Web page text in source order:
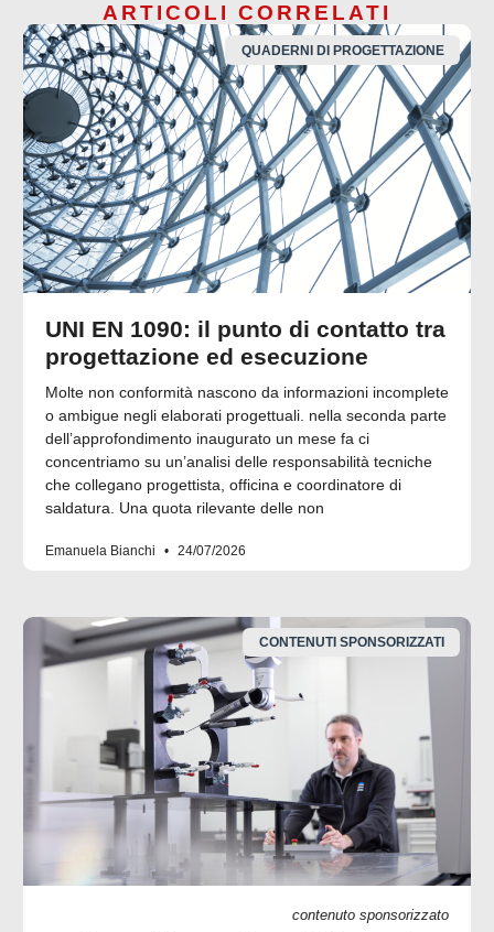
ARTICOLI CORRELATI
QUADERNI DI PROGETTAZIONE
UNI EN 1090: il punto di contatto tra
progettazione ed esecuzione
Molte non conformità nascono da informazioni incomplete
o ambigue negli elaborati progettuali. nella seconda parte
dell’approfondimento inaugurato un mese fa ci
concentriamo su un’analisi delle responsabilità tecniche
che collegano progettista, officina e coordinatore di
saldatura. Una quota rilevante delle non
Emanuela Bianchi 24/07/2026
CONTENUTI SPONSORIZZATI
contenuto sponsorizzato